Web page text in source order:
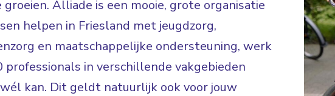
groeien. Alliade is een mooie, grote organisatie
helpen in Friesland met jeugdzorg,
en maatschappelijke ondersteuning, werk
in verschillende vakgebieden
kan. Dit geldt natuurlijk ook voor jouw